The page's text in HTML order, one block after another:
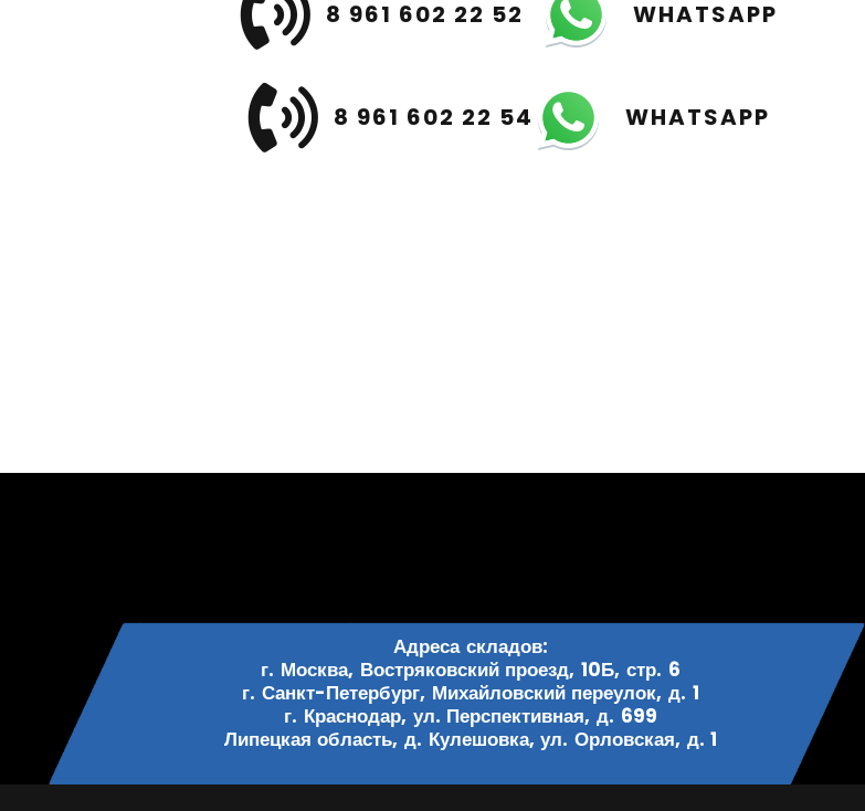
8 961 602 22 52 WHATSAPP
8 961 602 22 54 WHATSAPP
Адреса складов:
г. Москва, Востряковский проезд, 10Б, стр. 6
г. Санкт-Петербург, Михайловский переулок, д. 1
г. Краснодар, ул. Перспективная, д. 699
Липецкая область, д. Кулешовка, ул. Орловская, д. 1